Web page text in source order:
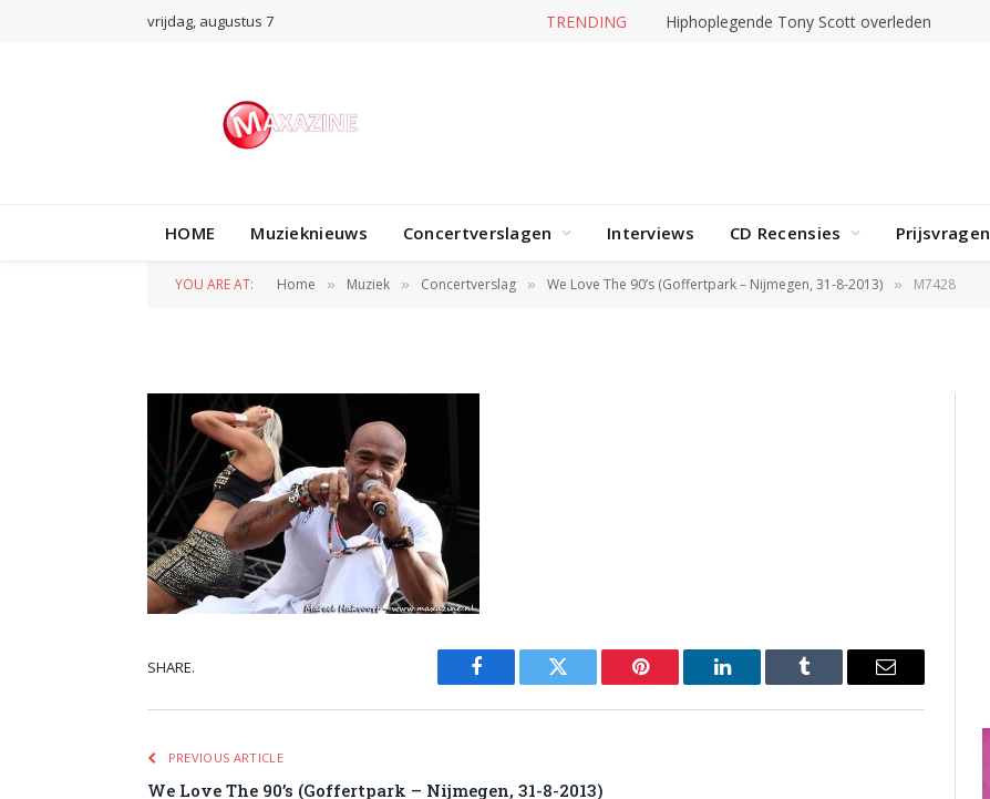
vrijdag, augustus 7 TRENDING Hiphoplegende Tony Scott overleden
HOME Muzieknieuws Concertverslagen Interviews CD Recensies Prijsvragen
YOU ARE AT: Home » Muziek » Concertverslag » We Love The 90’s (Goffertpark – Nijmegen, 31-8-2013) » M7428
M7428
SHARE.
Facebook Twitter Pinterest LinkedIn Tumblr Email
PREVIOUS ARTICLE
We Love The 90’s (Goffertpark – Nijmegen, 31-8-2013)